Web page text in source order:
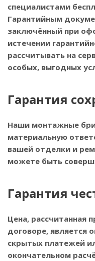
специалистами
Гарантийным
заключённый при
истечении
рассчитывать на
особых, выгодных
Гарантия
Наши монтажные
материальную
вашей отделки и
можете быть
Гарантия
Цена, рассчитанная
договоре, является
скрытых платежей
окончательном